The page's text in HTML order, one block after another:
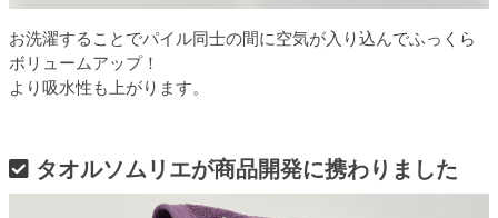
お洗濯することでパイル同士の間に空気が入り込んでふっくら
ボリュームアップ！
より吸水性も上がります。
タオルソムリエが商品開発に携わりました